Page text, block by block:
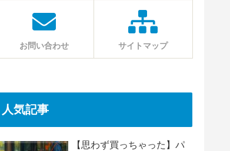
お問い合わせ サイトマップ
人気記事
【思わず買っちゃった】パ